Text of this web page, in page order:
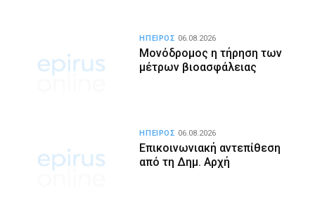
Μονόδρομος η τήρηση των
μέτρων βιοασφάλειας
ΗΠΕΙΡΟΣ 06.08.2026
Επικοινωνιακή αντεπίθεση
από τη Δημ. Αρχή
ΗΠΕΙΡΟΣ 06.08.2026